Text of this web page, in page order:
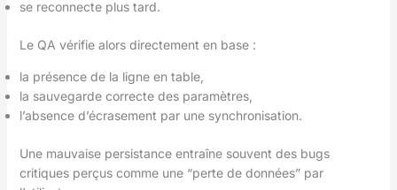
se reconnecte plus tard.
Le QA vérifie alors directement en base :
la présence de la ligne en table,
la sauvegarde correcte des paramètres,
l’absence d’écrasement par une synchronisation.
Une mauvaise persistance entraîne souvent des bugs
critiques perçus comme une “perte de données” par